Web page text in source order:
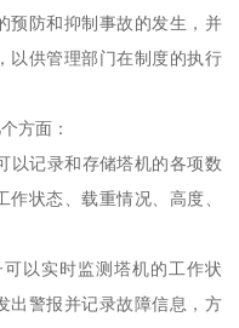
预防和抑制事故的发生，并
以供管理部门在制度的执行
方面：
以记录和存储塔机的各项数
状态、载重情况、高度、
以实时监测塔机的工作状
出警报并记录故障信息，方